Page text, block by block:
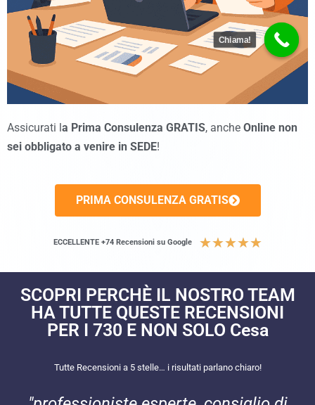
Assicurati l a Prima Consulenza GRATIS, anche Online non
sei obbligato a venire in SEDE!
PRIMA CONSULENZA GRATIS
ECCELLENTE +74 Recensioni su Google ★★★★★
SCOPRI PERCHÈ IL NOSTRO TEAM
HA TUTTE QUESTE RECENSIONI
PER I 730 E NON SOLO Cesa
Tutte Recensioni a 5 stelle… i risultati parlano chiaro!
Chiama!